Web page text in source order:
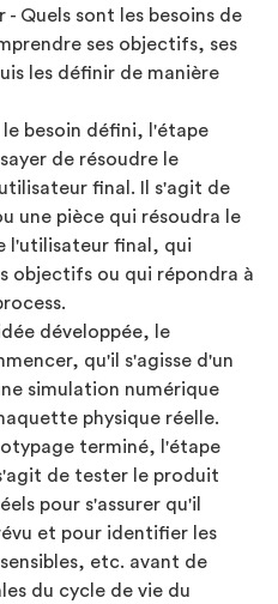
Quels sont les besoins de
ses objectifs, ses
les définir de manière
besoin défini, l'étape
de résoudre le
final. Il s'agit de
une pièce qui résoudra le
l'utilisateur final, qui
objectifs ou qui répondra à
développée, le
qu'il s'agisse d'un
simulation numérique
physique réelle.
terminé, l'étape
de tester le produit
pour s'assurer qu'il
et pour identifier les
etc. avant de
du cycle de vie du